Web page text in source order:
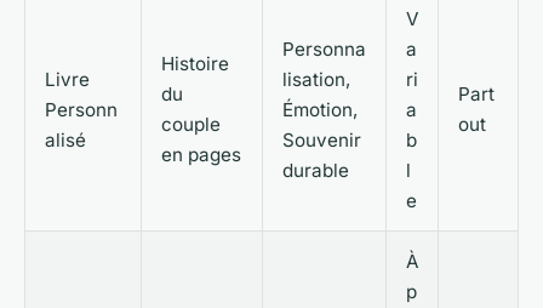
Livre
Personn
alisé
Histoire
du
couple
en pages
Personna
lisation,
Émotion,
Souvenir
durable
V
a
ri
a
b
l
e
Part
out
À
p